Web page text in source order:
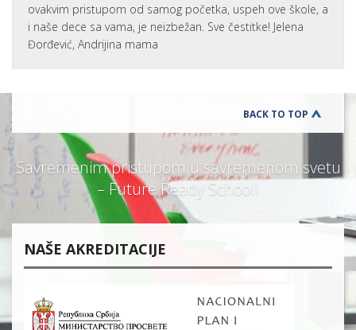
ovakvim pristupom od samog početka, uspeh ove škole, a
i naše dece sa vama, je neizbežan. Sve čestitke! Jelena
Đorđević, Andrijina mama
BACK TO TOP
Savremenim pristupom u savremenom svetu
– Future Ready School!
NAŠE AKREDITACIJE